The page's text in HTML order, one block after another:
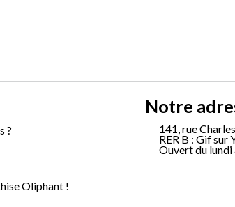
141, rue
RER B : Gif sur
Ouvert du lundi
?
Notre
Oliphant !